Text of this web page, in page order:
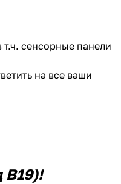
т.ч. сенсорные панели
на все ваши
В19)!